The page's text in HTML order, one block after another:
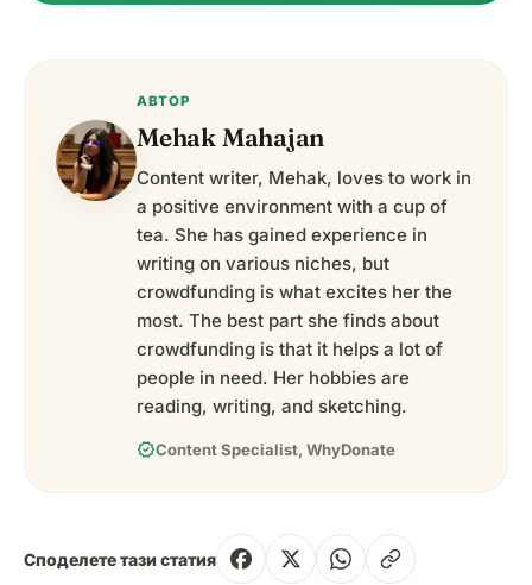
АВТОР
Mehak Mahajan
Content writer, Mehak, loves to work in
a positive environment with a cup of
tea. She has gained experience in
writing on various niches, but
crowdfunding is what excites her the
most. The best part she finds about
crowdfunding is that it helps a lot of
people in need. Her hobbies are
reading, writing, and sketching.
verifiedContent Specialist, WhyDonate
Споделете тази статия